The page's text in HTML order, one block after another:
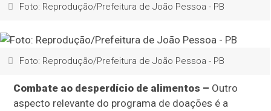
Foto: Reprodução/Prefeitura de João Pessoa - PB
Foto: Reprodução/Prefeitura de João Pessoa - PB
Combate ao desperdício de alimentos – Outro
aspecto relevante do programa de doações é a